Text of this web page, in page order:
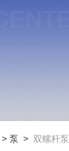
> 泵 > 双螺杆泵